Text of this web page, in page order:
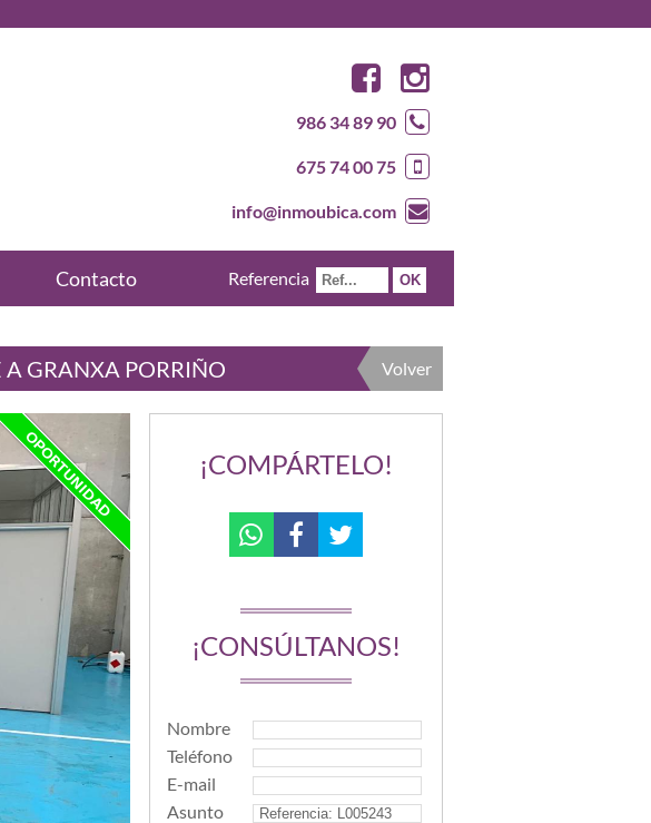
986 34 89 90
675 74 00 75
info@inmoubica.com
Contacto Referencia
GRANXA PORRIÑO Volver
¡COMPÁRTELO!
¡CONSÚLTANOS!
Nombre
Teléfono
E-mail
Asunto